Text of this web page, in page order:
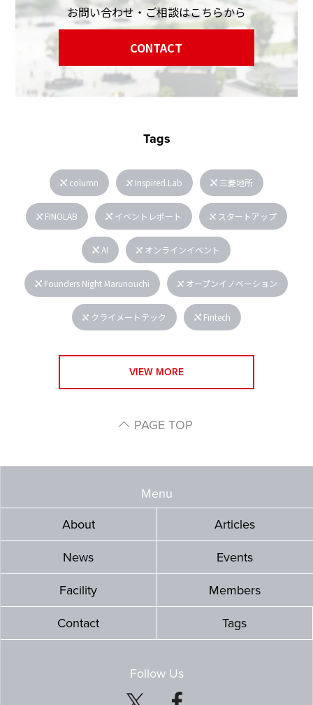
お問い合わせ・ご相談はこちらから
CONTACT
Tags
column Inspired.Lab 三菱地所
FINOLAB イベントレポート スタートアップ
AI オンラインイベント
Founders Night Marunouchi オープンイノベーション
クライメートテック Fintech
VIEW MORE
PAGE TOP
Menu
About
Articles
News Events
Facility Members
Contact Tags
Follow Us